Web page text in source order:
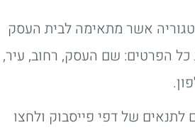
אשר מתאימה לבית העסק
הפרטים: שם העסק, רחוב, עיר,
לתנאים של דפי פייסבוק ולחצו